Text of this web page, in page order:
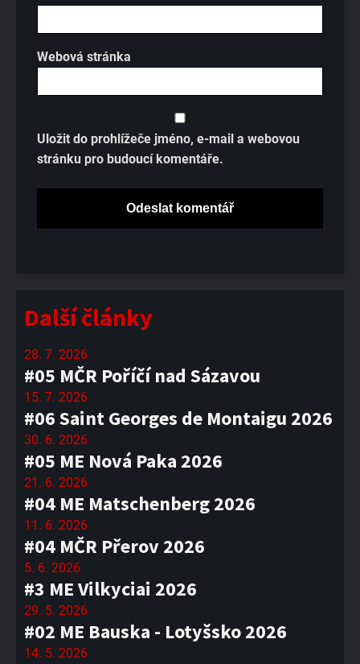
Webová stránka
Uložit do prohlížeče jméno, e-mail a webovou
stránku pro budoucí komentáře.
Další články
28. 7. 2026
#05 MČR Poříčí nad Sázavou
15. 7. 2026
#06 Saint Georges de Montaigu 2026
30. 6. 2026
#05 ME Nová Paka 2026
21. 6. 2026
#04 ME Matschenberg 2026
11. 6. 2026
#04 MČR Přerov 2026
5. 6. 2026
#3 ME Vilkyciai 2026
29. 5. 2026
#02 ME Bauska - Lotyšsko 2026
14. 5. 2026